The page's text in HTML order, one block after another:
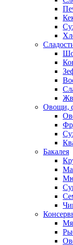
Овощи,
Бакалея